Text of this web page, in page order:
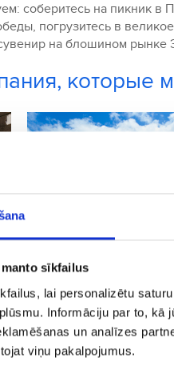
sīkfailus
lai personalizētu
Informāciju par to,
un analīzes
viņu pakalpojumus.
соберитесь на пикник в
погрузитесь в
на блошином рынке
которые